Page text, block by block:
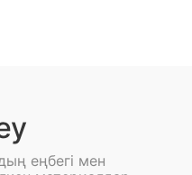
еңбегі мен